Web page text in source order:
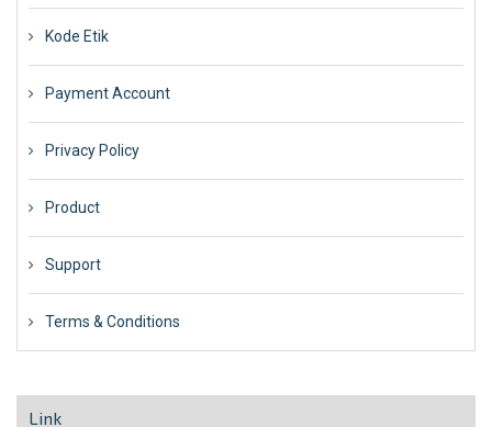
Kode Etik
Payment Account
Privacy Policy
Product
Support
Terms & Conditions
Link